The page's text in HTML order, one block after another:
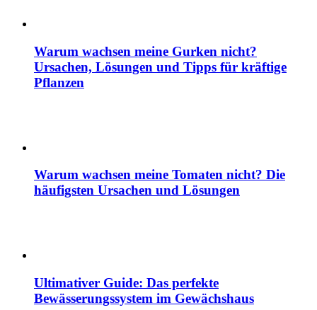
Warum wachsen meine Gurken nicht?
Ursachen, Lösungen und Tipps für kräftige
Pflanzen
Warum wachsen meine Tomaten nicht? Die
häufigsten Ursachen und Lösungen
Ultimativer Guide: Das perfekte
Bewässerungssystem im Gewächshaus